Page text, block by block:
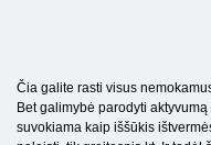
Čia galite rasti visus
Bet galimybė parodyti
suvokiama kaip iššūkis